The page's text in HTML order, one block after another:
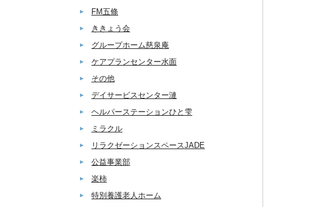
FM五條
ききょう会
グループホーム慈泉庵
ケアプランセンター水面
その他
デイサービスセンター漣
ヘルパーステーションひと雫
ミラクル
リラクゼーションスペースJADE
公益事業部
楽柿
特別養護老人ホーム